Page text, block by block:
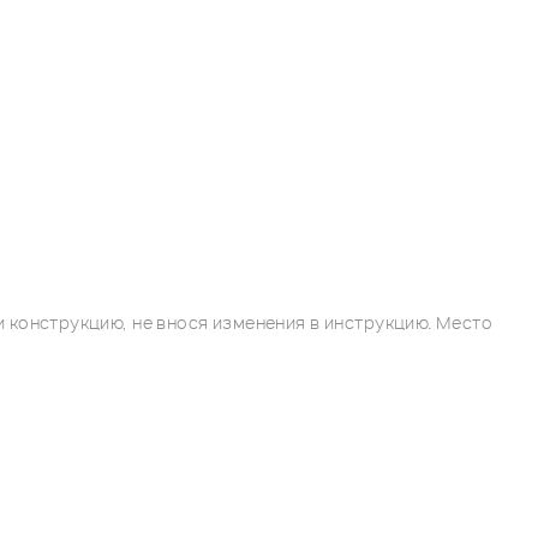
не внося изменения в инструкцию. Место